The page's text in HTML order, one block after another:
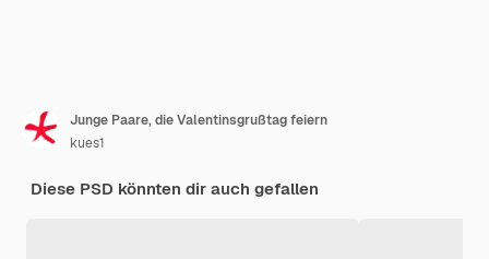
Junge Paare, die Valentinsgrußtag feiern
kues1
Diese PSD könnten dir auch gefallen